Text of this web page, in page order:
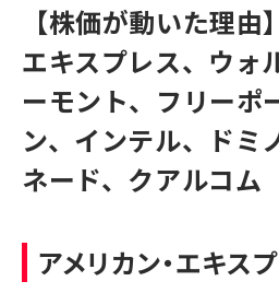
【株価が動いた理由
エキスプレス、ウォ
ーモント、フリーポ
ン、インテル、ドミ
ネード、クアルコム
アメリカン・エキス